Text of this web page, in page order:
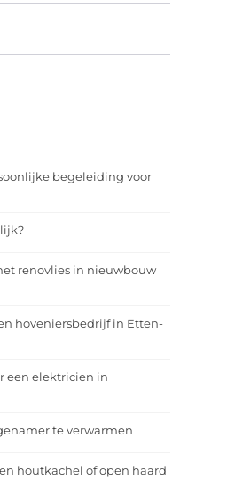
begeleiding voor
renovlies in nieuwbouw
hoveniersbedrijf in Etten-
een elektricien in
te verwarmen
houtkachel of open haard